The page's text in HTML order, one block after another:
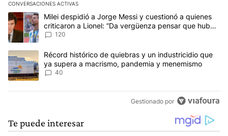
CONVERSACIONES ACTIVAS
Este listado muestra los artículos con más comentarios en los
Un artículo de tendencia con el título "Milei despidió a Jorge
Milei despidió a Jorge Messi y cuestionó a quienes
criticaron a Lionel: “Da vergüenza pensar que hubo
anti-Messi”
120
Un artículo de tendencia con el título "Récord histórico de
Récord histórico de quiebras y un industricidio que
ya supera a macrismo, pandemia y menemismo
40
Gestionado por